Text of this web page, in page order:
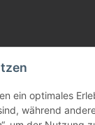
Versand
©
ein optimales
während